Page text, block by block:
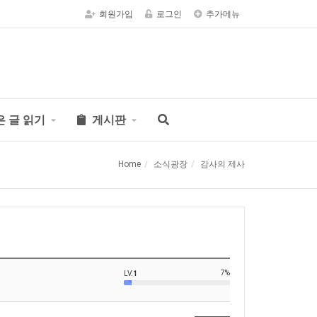
회원가입 로그인 추가메뉴
글 읽기 게시판
Home 소식광장 감사의 제사
LV.1 7%